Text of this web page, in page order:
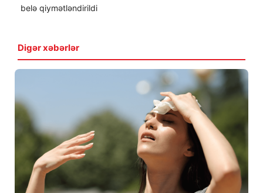
belə qiymətləndirildi
Digər xəbərlər